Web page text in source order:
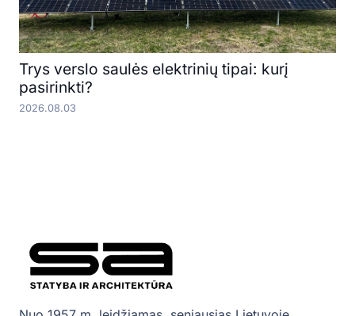
Trys verslo saulės elektrinių tipai: kurį
pasirinkti?
2026.08.03